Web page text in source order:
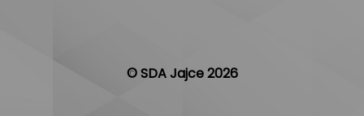
© SDA Jajce 2026